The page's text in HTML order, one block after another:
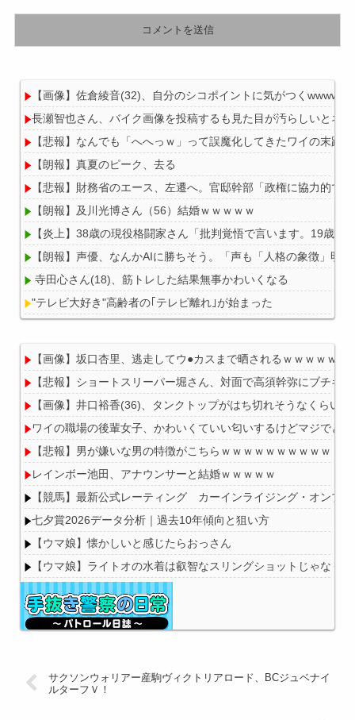
【画像】佐倉綾音(32)、自分のシコポイントに気がつく
長瀬智也さん、バイク画像を投稿するも見た目が汚らしいとネ
【悲報】なんでも「へへっｗ」って誤魔化してきたワイの末路
【朗報】真夏のピーク、去る
【悲報】財務省のエース、左遷へ。官邸幹部「政権に協力的で
【朗報】及川光博さん（56）結婚ｗｗｗｗｗ
【炎上】38歳の現役格闘家さん「批判覚悟で言います。19歳
【朗報】声優、なんかAIに勝ちそう。「声も「人格の象徴」明
寺田心さん(18)、筋トレした結果無事かわいくなる
"テレビ大好き"高齢者の｢テレビ離れ｣が始まった
Powered by livedoor 相互RSS
【画像】坂口杏里、逃走してウ●カスまで晒されるｗｗｗｗｗ
【悲報】ショートスリーパー堀さん、対面で高須幹弥にブチギ
【画像】井口裕香(36)、タンクトップがはち切れそうなくらい
ワイの職場の後輩女子、かわいくていい匂いするけどマジでと
【悲報】男が嫌いな男の特徴がこちらｗｗｗｗｗｗｗｗｗｗ
レインボー池田、アナウンサーと結婚ｗｗｗｗｗ
【競馬】最新公式レーティング カーインライジング・オン
七夕賞2026データ分析｜過去10年傾向と狙い方
【ウマ娘】懐かしいと感じたらおっさん
【ウマ娘】ライトオの水着は叡智なスリングショットじゃなく
サクソンウォリアー産駒ヴィクトリアロード、BCジュベナイ
ルターフＶ！